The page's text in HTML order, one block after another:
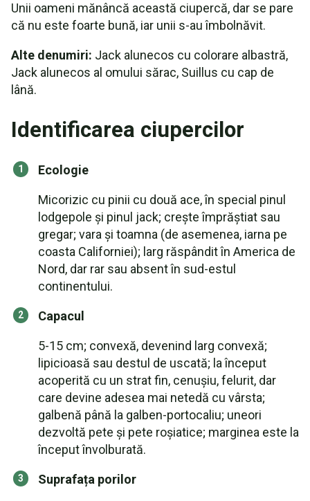
Unii oameni mănâncă această ciupercă, dar se pare
că nu este foarte bună, iar unii s-au îmbolnăvit.
Alte denumiri: Jack alunecos cu colorare albastră,
Jack alunecos al omului sărac, Suillus cu cap de
lână.
Identificarea ciupercilor
Ecologie
Micorizic cu pinii cu două ace, în special pinul
lodgepole și pinul jack; crește împrăștiat sau
gregar; vara și toamna (de asemenea, iarna pe
coasta Californiei); larg răspândit în America de
Nord, dar rar sau absent în sud-estul
continentului.
Capacul
5-15 cm; convexă, devenind larg convexă;
lipicioasă sau destul de uscată; la început
acoperită cu un strat fin, cenușiu, felurit, dar
care devine adesea mai netedă cu vârsta;
galbenă până la galben-portocaliu; uneori
dezvoltă pete și pete roșiatice; marginea este la
început învolburată.
Suprafața porilor